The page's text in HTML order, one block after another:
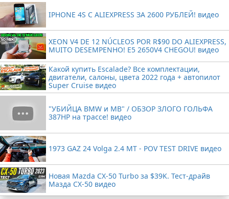
IPHONE 4S С ALIEXPRESS ЗА 2600 РУБЛЕЙ! видео
XEON V4 DE 12 NÚCLEOS POR R$90 DO ALIEXPRESS,
MUITO DESEMPENHO! E5 2650V4 CHEGOU! видео
Какой купить Escalade? Все комплектации,
двигатели, салоны, цвета 2022 года + автопилот
Super Cruise видео
"УБИЙЦА BMW и MB" / ОБЗОР ЗЛОГО ГОЛЬФА
387HP на трассе! видео
1973 GAZ 24 Volga 2.4 MT - POV TEST DRIVE видео
Новая Mazda CX-50 Turbo за $39K. Тест-драйв
Мазда CX-50 видео